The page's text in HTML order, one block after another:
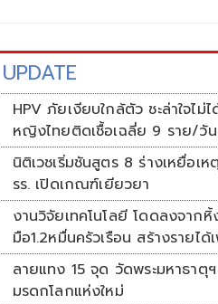
HPV ภัยเงียบใกล้ตัว ชะล่าใจไม่ไ
หญิงไทยติดเชื้อเฉลี่ย 9 ราย/วัน
นิติเวชเริ่มชันสูตร 8 ร่างเหยื่อเห
รร. เปิดเกณฑ์เยียวยา
งานวิจัยเทคโนโลยี โดดลงจาก
มือ1.2หมื่นครัวเรือน สร้างรายได้
ทุกเดือน
ลายแทง 15 จุด วัดพระมหาธาตุฯ
มรดกโลกแห่งใหม่